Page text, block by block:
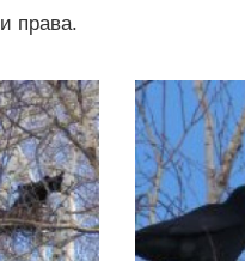
права.